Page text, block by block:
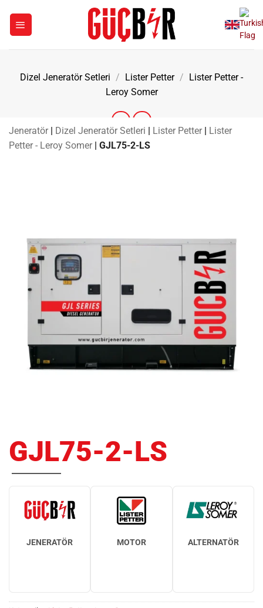
Dizel Jeneratör Setleri / Lister Petter / Lister Petter -
Leroy Somer
Jeneratör | Dizel Jeneratör Setleri | Lister Petter | Lister
Petter - Leroy Somer | GJL75-2-LS
GJL75-2-LS
JENERATÖR MOTOR ALTERNATÖR